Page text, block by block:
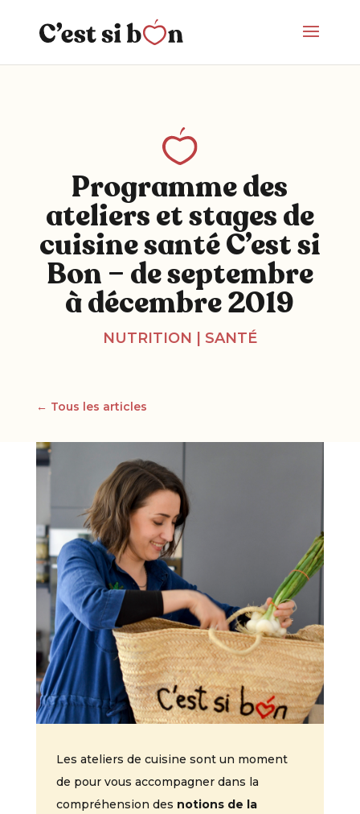
Programme des
ateliers et stages de
cuisine santé C’est si
Bon – de septembre
à décembre 2019
NUTRITION SANTÉ
← Tous les articles
Les ateliers de cuisine sont un moment
de pour vous accompagner dans la
compréhension des notions de la